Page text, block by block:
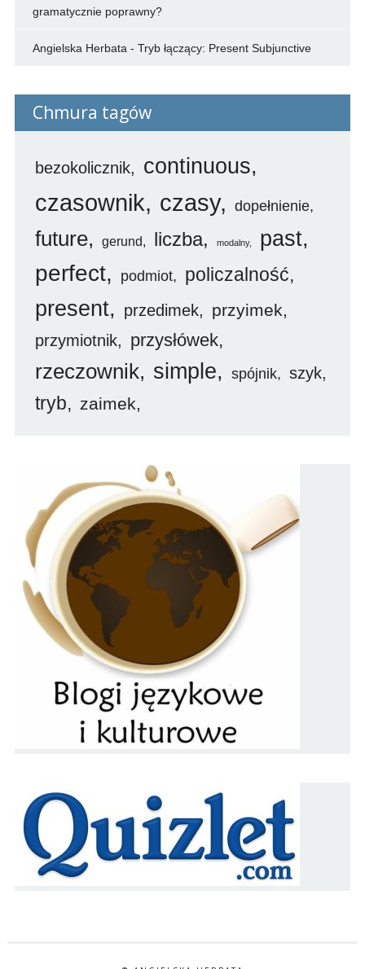
gramatycznie poprawny?
Angielska Herbata - Tryb łączący: Present Subjunctive
Chmura tagów
bezokolicznik continuous
czasownik czasy dopełnienie
future gerund liczba modalny past
perfect podmiot policzalność
present przedimek przyimek
przymiotnik przysłówek
rzeczownik simple spójnik szyk
tryb zaimek